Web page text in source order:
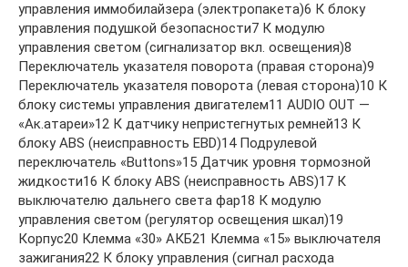
управления иммобилайзера (электропакета)6 К блоку
управления подушкой безопасности7 К модулю
управления светом (сигнализатор вкл. освещения)8
Переключатель указателя поворота (правая сторона)9
Переключатель указателя поворота (левая сторона)10 К
блоку системы управления двигателем11 AUDIO OUT —
«Aк.атареи»12 К датчику непристегнутых ремней13 К
блоку ABS (неисправность EBD)14 Подрулевой
переключатель «Buttons»15 Датчик уровня тормозной
жидкости16 К блоку ABS (неисправность ABS)17 К
выключателю дальнего света фар18 К модулю
управления светом (регулятор освещения шкал)19
Корпус20 Клемма «30» АКБ21 Клемма «15» выключателя
зажигания22 К блоку управления (сигнал расхода